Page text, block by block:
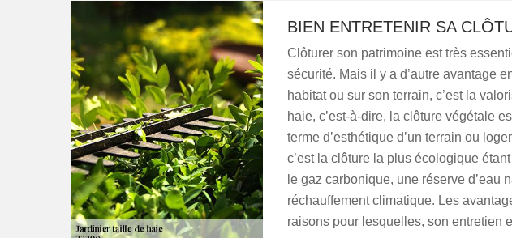
BIEN ENTRETENIR SA
Clôturer son patrimoine est très
sécurité. Mais il y a d’autre avantage
habitat ou sur son terrain, c’est la
haie, c’est-à-dire, la clôture végétale
terme d’esthétique d’un terrain ou
c’est la clôture la plus écologique
le gaz carbonique, une réserve d’eau
réchauffement climatique. Les
raisons pour lesquelles, son entretien